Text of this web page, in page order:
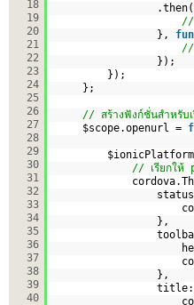
18
19
20
21
22
23
24
25
26
27
28
29
30
31
32
33
34
35
36
37
38
39
40
.then(
//
},
//
});
});
};
// สร้างฟังก์ชั่นสำหรั
$scope.openurl =
// เรียกให้
},
},